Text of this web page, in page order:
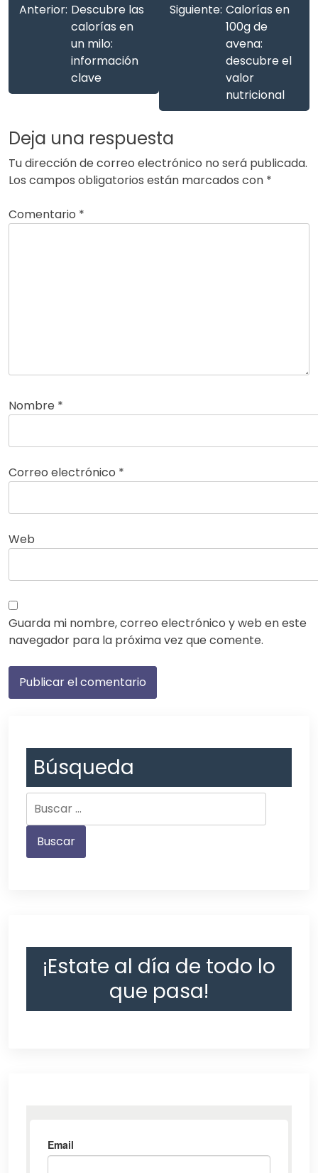
Anterior: Descubre las
calorías en
un milo:
información
clave
Siguiente: Calorías en
100g de
avena:
descubre el
valor
nutricional
Deja una respuesta
Tu dirección de correo electrónico no será publicada.
Los campos obligatorios están marcados con *
Comentario *
Nombre *
Correo electrónico *
Web
Guarda mi nombre, correo electrónico y web en este
navegador para la próxima vez que comente.
Búsqueda
¡Estate al día de todo lo
que pasa!